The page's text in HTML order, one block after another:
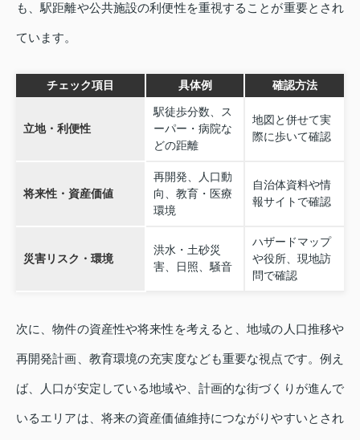
も、駅距離や公共施設の利便性を重視することが重要とされ
ています。
チェック項目 具体例 確認方法
立地・利便性
駅徒歩分数、ス
ーパー・病院な
どの距離
地図と併せて実
際に歩いて確認
将来性・資産価値
再開発、人口動
向、教育・医療
環境
自治体資料や情
報サイトで確認
災害リスク・環境
洪水・土砂災
害、日照、騒音
ハザードマップ
や役所、現地訪
問で確認
次に、物件の資産性や将来性を考えると、地域の人口推移や
再開発計画、教育環境の充実度なども重要な視点です。例え
ば、人口が安定している地域や、計画的な街づくりが進んで
いるエリアは、将来の資産価値維持につながりやすいとされ